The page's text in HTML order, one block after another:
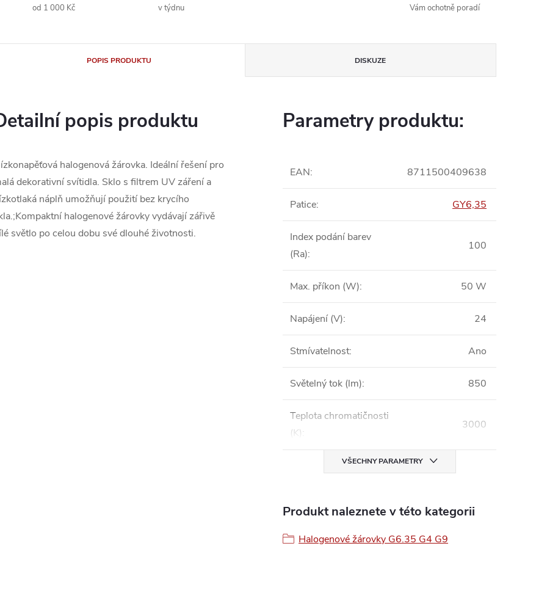
od 1 000 Kč v týdnu Vám ochotně poradí
POPIS PRODUKTU DISKUZE
popis produktu
halogenová žárovka. Ideální řešení pro
dekorativní svítidla. Sklo s filtrem UV záření a
náplň umožňují použití bez krycího
halogenové žárovky vydávají zářivě
světlo po celou dobu své dlouhé životnosti.
Parametry produktu:
EAN: 8711500409638
Patice: GY6,35
Index podání barev
(Ra):
100
Max. příkon (W): 50 W
Napájení (V): 24
Stmívatelnost: Ano
Světelný tok (lm): 850
Teplota chromatičnosti
(K):
3000
VŠECHNY PARAMETRY
Produkt naleznete v této kategorii
Halogenové žárovky G6.35 G4 G9